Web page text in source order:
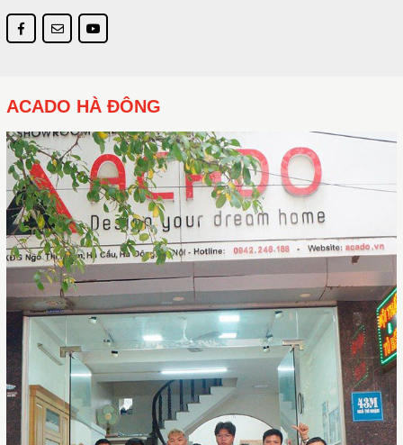
Mặc dù giá có cao hơn các loại gỗ tự
nhiên và công nghiệp khác nhưng hiệu
Thêm một mẫu Laminate chữ U tone màu trắng
ACADO HÀ ĐÔNG